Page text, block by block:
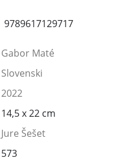
9789617129717
Gabor Maté
Slovenski
2022
14,5 x 22 cm
Jure Šešet
573